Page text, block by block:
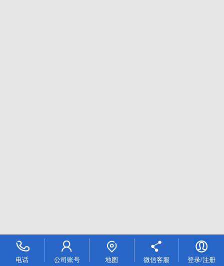
电话 公司账号 地图 微信客服 登录/注册